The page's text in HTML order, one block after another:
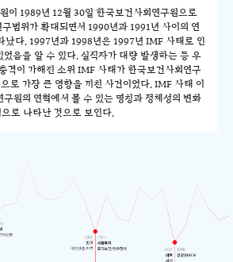
이 1989년 12월 30일 한국보건사회연구원으로
범위가 확대되면서 1990년과 1991년 사이의 연
났다. 1997년과 1998년은 1997년 IMF 사태로 인
었음을 알 수 있다. 실직자가 대량 발생하는 등 우
격이 가해진 소위 IMF 사태가 한국보건사회연구
로 가장 큰 영향을 끼친 사건이었다. IMF 사태 이
원의 연혁에서 볼 수 있는 명칭과 정체성의 변화
으로 나타난 것으로 보인다.